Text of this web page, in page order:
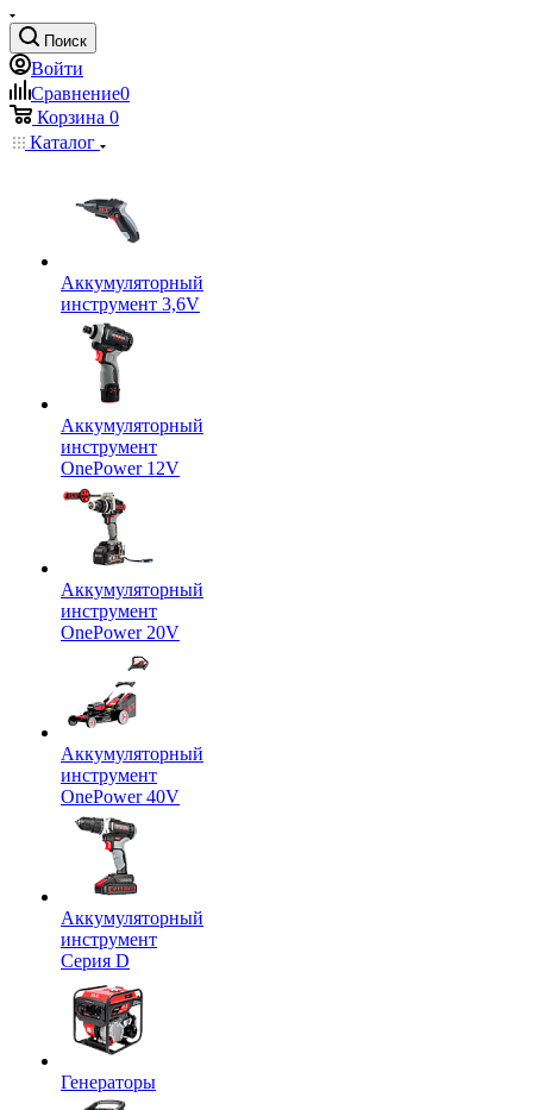
Поиск
Войти
Сравнение0
Корзина 0
Каталог
Аккумуляторный
инструмент 3,6V
Аккумуляторный
инструмент
OnePower 12V
Аккумуляторный
инструмент
OnePower 20V
Аккумуляторный
инструмент
OnePower 40V
Аккумуляторный
инструмент
Серия D
Генераторы